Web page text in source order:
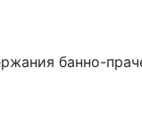
банно-